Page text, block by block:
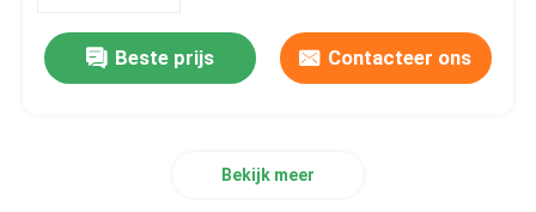
Beste prijs Contacteer ons
Bekijk meer